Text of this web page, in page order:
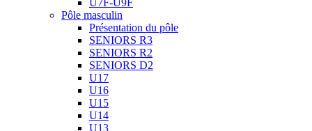
Pôle masculin
Présentation du pôle
SENIORS R3
SENIORS R2
SENIORS D2
U17
U16
U15
U14
U13